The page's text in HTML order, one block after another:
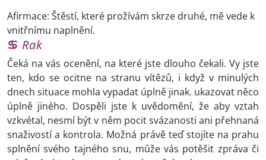
Afirmace: Štěstí, které prožívám skrze druhé, mě vede k
vnitřnímu naplnění.
♋ Rak
Čeká na vás ocenění, na které jste dlouho čekali. Vy jste
ten, kdo se ocitne na stranu vítězů, i když v minulých
dnech situace mohla vypadat úplně jinak. ukazovat něco
úplně jiného. Dospěli jste k uvědomění, že aby vztah
vzkvétal, nesmí být v něm pocit svázanosti ani přehnaná
snaživostí a kontrola. Možná právě teď stojíte na prahu
splnění svého tajného snu, může vás potěšit zpráva či